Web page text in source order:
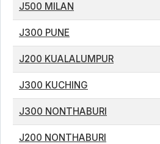
J500 MILAN
J300 PUNE
J200 KUALALUMPUR
J300 KUCHING
J300 NONTHABURI
J200 NONTHABURI